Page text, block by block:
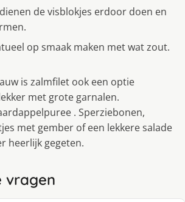
de visblokjes erdoor doen en
op smaak maken met wat zout.
is zalmfilet ook een optie
met grote garnalen.
. Sperziebonen,
met gember of een lekkere salade
heerlijk gegeten.
vragen